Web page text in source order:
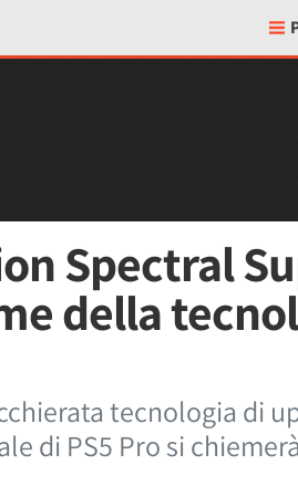
Spectral
della
tecnologia di
di PS5 Pro si